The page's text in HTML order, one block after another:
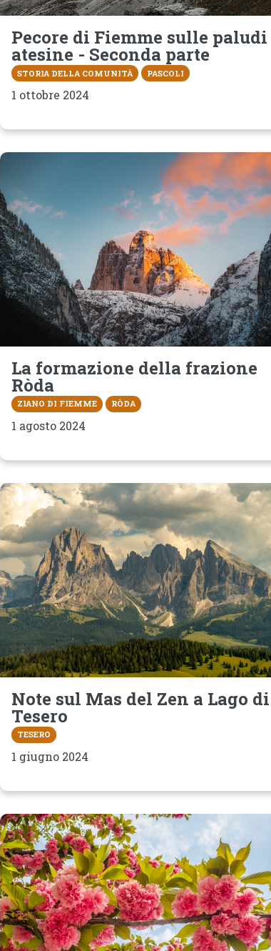
Pecore di Fiemme sulle paludi
atesine - Seconda parte
STORIA DELLA COMUNITÀ PASCOLI
1 ottobre 2024
La formazione della frazione
Ròda
ZIANO DI FIEMME RÒDA
1 agosto 2024
Note sul Mas del Zen a Lago di
Tesero
TESERO
1 giugno 2024